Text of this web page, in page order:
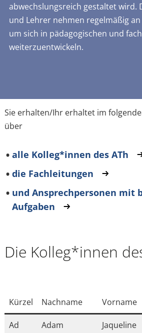
abwechslungsreich gestaltet wird.
und Lehrer nehmen regelmäßig
um sich in pädagogischen und
weiterzuentwickeln.
Sie erhalten/Ihr erhaltet im
über
alle Kolleg*innen des ATh
die Fachleitungen
und Ansprechpersonen mit
Aufgaben
Die Kolleg*innen
Kürzel Nachname Vorname
Ad Adam Jaqueline